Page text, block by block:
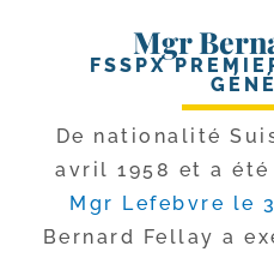
Mgr
FSSPX
De natio­na­li­té
avril 1958 et a été
Mgr Lefebvre le
Bernard Fellay a